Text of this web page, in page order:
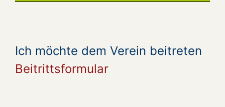
Ich möchte dem Verein beitreten
Beitrittsformular